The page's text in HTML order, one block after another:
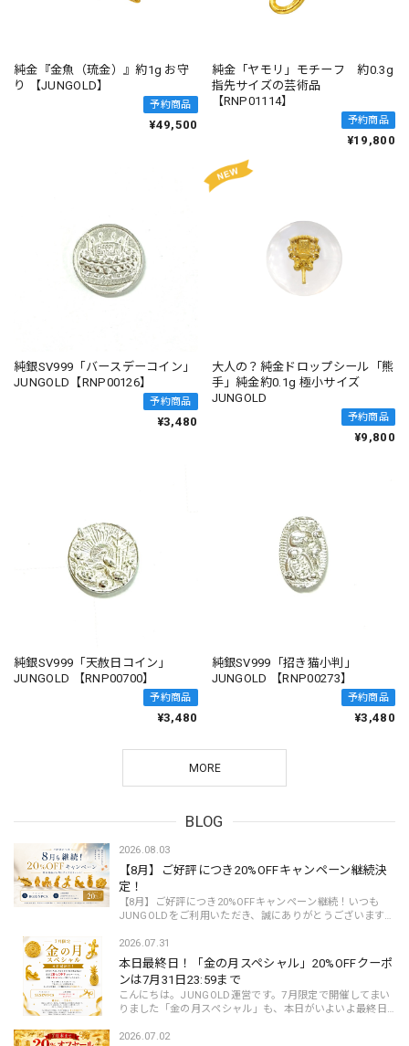
BLOG
2026.08.03
【8月】ご好評につき20%OFFキャンペーン継続決
定！
【8月】ご好評につき20%OFFキャンペーン継続！いつも
JUNGOLDをご利用いただき、誠にありがとうございます。
多くのお客様にご利用いただき、たくさんのご注...
2026.07.31
本日最終日！「金の月スペシャル」20%OFFクーポ
ンは7月31日23:59まで
こんにちは。JUNGOLD運営です。7月限定で開催してまい
りました「金の月スペシャル」も、本日がいよいよ最終日
誠にありがとうございます。ご好評いただいて...
2026.07.02
純金『金魚（琉金）』約1g お守
り 【JUNGOLD】
予約商品
¥49,500
純金「ヤモリ」モチーフ 約0.3g
指先サイズの芸術品
【RNP01114】
予約商品
¥19,800
純銀SV999「バースデーコイン」
JUNGOLD【RNP00126】
予約商品
¥3,480
大人の？純金ドロップシール「熊
手」純金約0.1g 極小サイズ
JUNGOLD
予約商品
¥9,800
純銀SV999「天赦日コイン」
JUNGOLD 【RNP00700】
予約商品
¥3,480
純銀SV999「招き猫小判」
JUNGOLD 【RNP00273】
予約商品
¥3,480
MORE